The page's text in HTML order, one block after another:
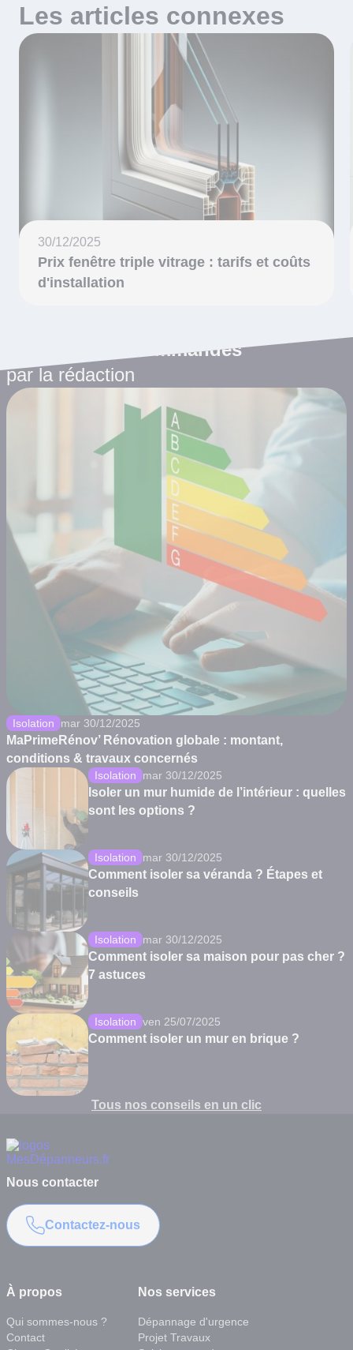
Les articles connexes
30/12/2025
Prix fenêtre triple vitrage : tarifs et coûts
d'installation
Les articles recommandés
par la rédaction
Isolation mar 30/12/2025
MaPrimeRénov’ Rénovation globale : montant,
conditions & travaux concernés
Isolation mar 30/12/2025
Isoler un mur humide de l’intérieur : quelles
sont les options ?
Isolation mar 30/12/2025
Comment isoler sa véranda ? Étapes et
conseils
Isolation mar 30/12/2025
Comment isoler sa maison pour pas cher ?
7 astuces
Isolation ven 25/07/2025
Comment isoler un mur en brique ?
Tous nos conseils en un clic
À propos
Qui sommes-nous ?
Contact
Nos services
Dépannage d'urgence
Projet Travaux
Nous contacter
Contactez-nous